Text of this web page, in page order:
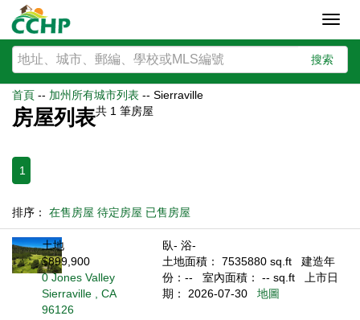
搜索
首頁 -- 加州所有城市列表 -- Sierraville
房屋列表共 1 筆房屋
1
排序： 在售房屋 待定房屋 已售房屋
土地
$899,900
0 Jones Valley
Sierraville , CA
96126
臥- 浴-
土地面積： 7535880 sq.ft
建造年
份：--
室內面積： -- sq.ft
上市日
期： 2026-07-30
地圖